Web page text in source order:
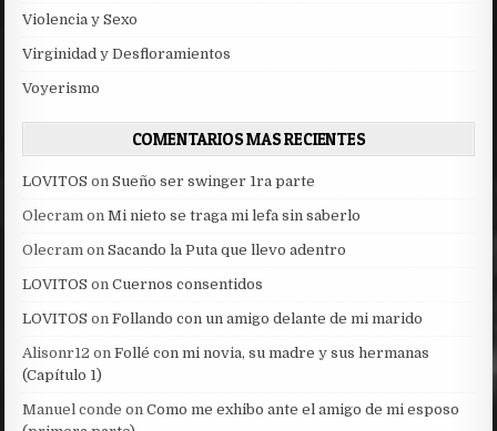
Violencia y Sexo
Virginidad y Desfloramientos
Voyerismo
COMENTARIOS MAS RECIENTES
LOVITOS onSueño ser swinger 1ra parte
Olecram onMi nieto se traga mi lefa sin saberlo
Olecram onSacando la Puta que llevo adentro
LOVITOS onCuernos consentidos
LOVITOS onFollando con un amigo delante de mi marido
Alisonr12 onFollé con mi novia, su madre y sus hermanas
(Capítulo 1)
Manuel conde onComo me exhibo ante el amigo de mi esposo